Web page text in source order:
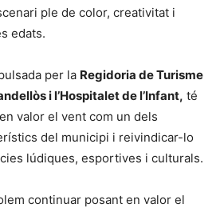
ple de color, creativitat i
edats.
per la Regidoria de Turisme
i l’Hospitalet de l’Infant, té
valor el vent com un dels
del municipi i reivindicar-lo
lúdiques, esportives i culturals.
continuar posant en valor el